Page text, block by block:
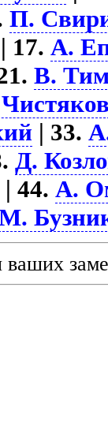
П.
| 17.А.
В.
| 33.
Д.
| 44.А.
ваших